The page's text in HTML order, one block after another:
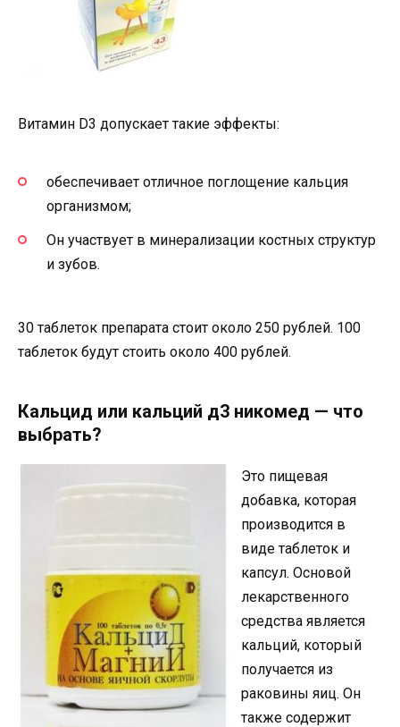
Витамин D3 допускает такие эффекты:
обеспечивает отличное поглощение кальция
организмом;
Он участвует в минерализации костных структур
и зубов.
30 таблеток препарата стоит около 250 рублей. 100
таблеток будут стоить около 400 рублей.
Кaльцид или кальций д3 никомед — что
выбрать?
Это пищевая
добавка, которая
производится в
виде таблеток и
капсул. Основой
лекарственного
средства является
кальций, который
получается из
раковины яиц. Он
также содержит